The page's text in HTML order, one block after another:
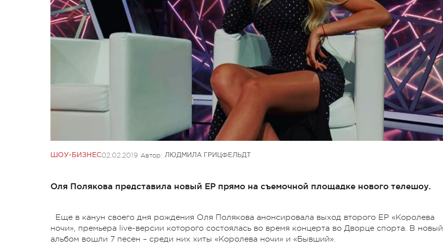
ШОУ-БИЗНЕС02.02.2019 Автор: ЛЮДМИЛА ГРИЦФЕЛЬДТ
Оля Полякова представила новый ЕР прямо на съемочной площадке нового телешоу.
Еще в канун своего дня рождения Оля Полякова анонсировала выход второго ЕР «Королева
ночи», премьера live-версии которого состоялась во время концерта во Дворце спорта. В новый
альбом вошли 7 песен – среди них хиты «Королева ночи» и «Бывший».